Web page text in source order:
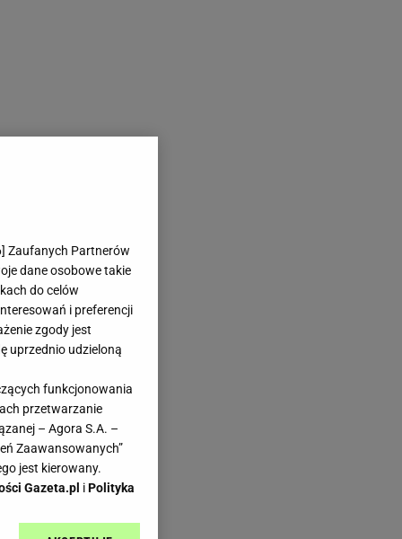
] Zaufanych Partnerów
dane osobowe takie
do celów
i preferencji
zgody jest
uprzednio udzieloną
funkcjonowania
przetwarzanie
– Agora S.A. –
Zaawansowanych”
jest kierowany.
Gazeta.pl iPolityka